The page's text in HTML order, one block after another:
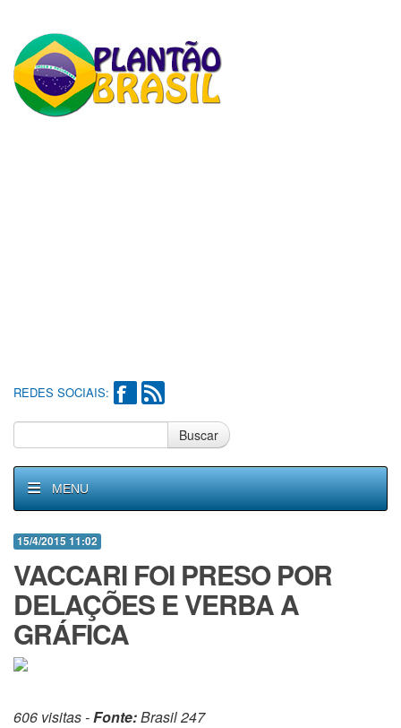
REDES SOCIAIS:
Buscar
MENU
15/4/2015 11:02
VACCARI FOI PRESO POR
DELAÇÕES E VERBA A
GRÁFICA
606 visitas -Fonte:Brasil 247